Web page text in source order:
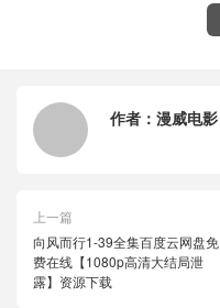
作者： 漫威电影
上一篇
向风而行1-39全集百度云网盘免
费在线【1080p高清大结局泄
露】资源下载